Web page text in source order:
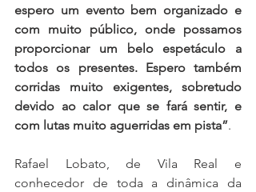
espero um evento bem organizado e
com muito público, onde possamos
proporcionar um belo espetáculo a
todos os presentes. Espero também
corridas muito exigentes, sobretudo
devido ao calor que se fará sentir, e
com lutas muito aguerridas em pista”.
Rafael Lobato, de Vila Real e
conhecedor de toda a dinâmica da